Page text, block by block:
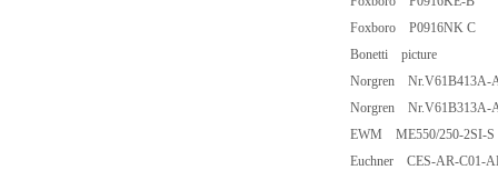
Foxboro P0916NK C
Bonetti picture
Norgren Nr.V61B413A-
Norgren Nr.V61B313A-
EWM ME550/250-2SI-S
Euchner CES-AR-C01-